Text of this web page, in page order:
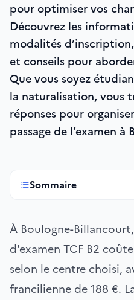
pour optimiser vos
Découvrez les
modalités
et conseils pour
Que vous soyez
la naturalisation, vous
réponses pour
passage de l’examen
Sommaire
À Boulogne-
d'examen TCF B2
selon le centre choisi,
francilienne de 188 €.